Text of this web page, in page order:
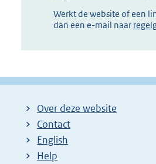
Werkt de website of een
dan een e-mail naar
Over deze website
Contact
English
Help